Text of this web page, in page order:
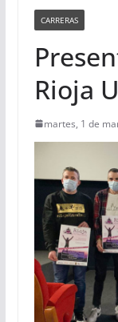
CARRERAS
Rioja
martes, 1 de